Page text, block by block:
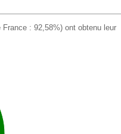
: 92,58%) ont obtenu leur